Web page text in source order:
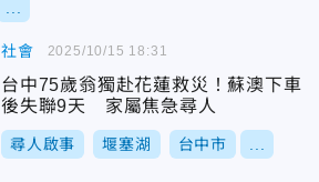
社會
台中75歲翁獨赴花蓮救災！蘇澳下車
後失聯9天 家屬焦急尋人
尋人啟事 堰塞湖 台中市
2025/10/15 18:31